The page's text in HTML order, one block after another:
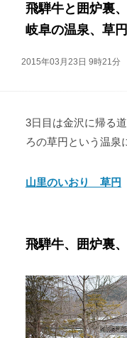
飛騨牛と囲炉裏
岐阜の温泉、草円
2015年03月23日 9時21分
3日目は金沢に帰る
ろの草円という温泉
山里のいおり 草円
飛騨牛、囲炉裏